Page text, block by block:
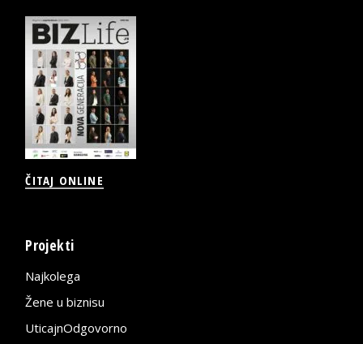
ČITAJ ONLINE
Projekti
Najkolega
Žene u biznisu
UticajnOdgovorno